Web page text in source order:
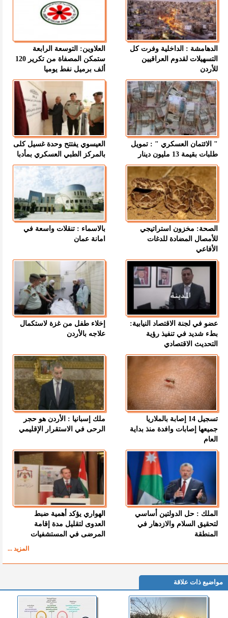
الدهامشة : الداخلية وفرت كل
التسهيلات لقدوم العراقيين
للأردن
العلاوين: التوسعة الرابعة
ستمكن المصفاة من تكرير 120
ألف برميل نفط يوميا
" الائتمان العسكري " : تمويل
طلبات بقيمة 13 مليون دينار
العيسوي يفتتح وحدة غسيل كلى
بالمركز الطبي العسكري بمأدبا
الصحة: مخزون استراتيجي
للأمصال المضادة للدغات
الأفاعي
بالاسماء : تنقلات واسعة في
امانة عمان
عضو في لجنة الاقتصاد النيابية:
بطء شديد في تنفيذ رؤية
التحديث الاقتصادي
إخلاء طفل من غزة لاستكمال
علاجه بالأردن
تسجيل 14 إصابة بالملاريا
جميعها إصابات وافدة منذ بداية
العام
ملك إسبانيا : الأردن هو حجر
الرحى في الاستقرار الإقليمي
الملك : حل الدولتين أساسي
لتحقيق السلام والازدهار في
المنطقة
الهواري يؤكد أهمية ضبط
العدوى لتقليل مدة إقامة
المرضى في المستشفيات
المزيد ...
مواضيع ذات علاقة